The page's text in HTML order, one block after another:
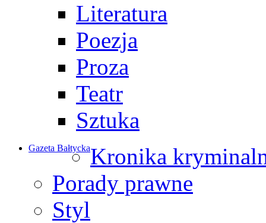
Literatura
Poezja
Proza
Teatr
Sztuka
Gazeta BałtyckaKronika
Porady prawne
Styl